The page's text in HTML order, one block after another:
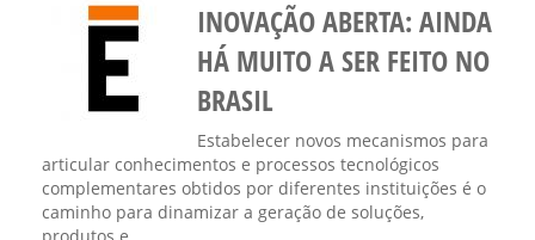
INOVAÇÃO ABERTA: AINDA
HÁ MUITO A SER FEITO NO
BRASIL
Estabelecer novos mecanismos para
articular conhecimentos e processos tecnológicos
complementares obtidos por diferentes instituições é o
caminho para dinamizar a geração de soluções,